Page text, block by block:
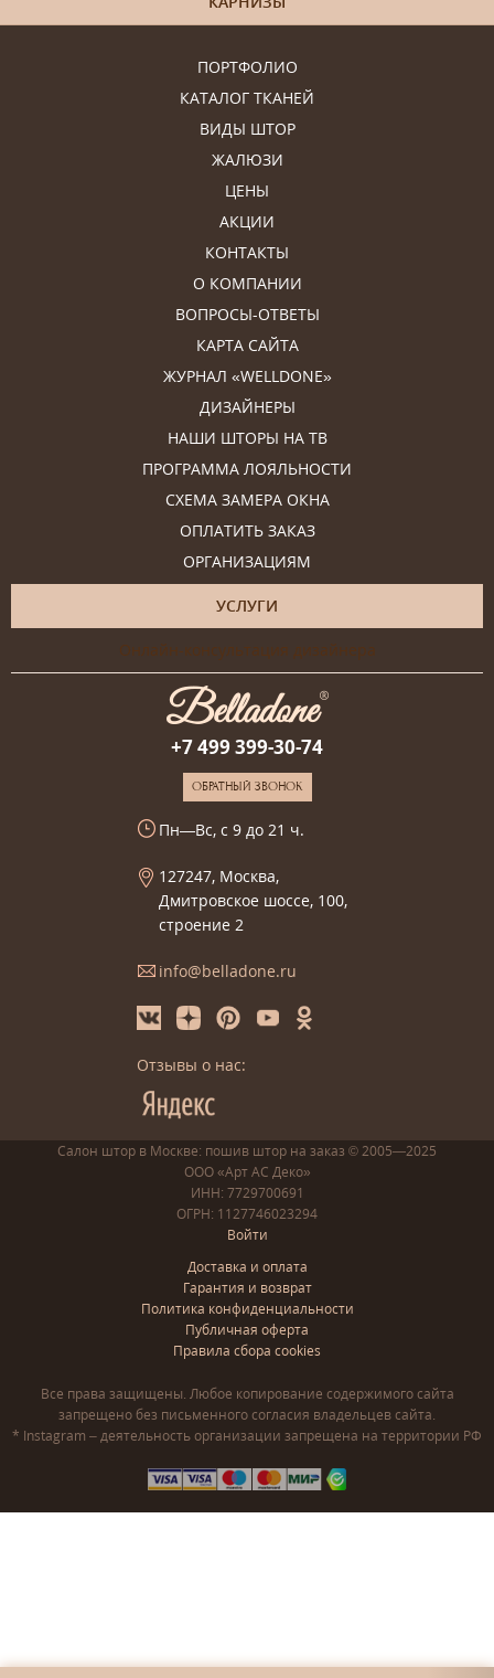
ПОРТФОЛИО
КАТАЛОГ ТКАНЕЙ
ВИДЫ ШТОР
ЖАЛЮЗИ
ЦЕНЫ
АКЦИИ
КОНТАКТЫ
О КОМПАНИИ
ВОПРОСЫ-ОТВЕТЫ
КАРТА САЙТА
ЖУРНАЛ «WELLDONE»
ДИЗАЙНЕРЫ
НАШИ ШТОРЫ НА ТВ
ПРОГРАММА ЛОЯЛЬНОСТИ
СХЕМА ЗАМЕРА ОКНА
ОПЛАТИТЬ ЗАКАЗ
ОРГАНИЗАЦИЯМ
УСЛУГИ
Онлайн-консультация дизайнера
+7 499 399-30-74
ОБРАТНЫЙ ЗВОНОК
Пн—Вс, с 9 до 21 ч.
127247, Москва,
Дмитровское шоссе, 100,
строение 2
info@belladone.ru
Отзывы о нас:
Салон штор в Москве: пошив штор на заказ © 2005—2025
ООО «Арт АС Деко»
ИНН: 7729700691
ОГРН: 1127746023294
Войти
Доставка и оплата
Гарантия и возврат
Политика конфиденциальности
Публичная оферта
Правила сбора cookies
Все права защищены. Любое копирование содержимого сайта
запрещено без письменного согласия владельцев сайта.
* Instagram – деятельность организации запрещена на территории РФ